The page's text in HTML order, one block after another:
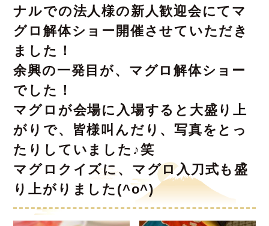
ナルでの法人様の新人歓迎会にてマ
グロ解体ショー開催させていただき
ました！
余興の一発目が、マグロ解体ショー
でした！
マグロが会場に入場すると大盛り上
がりで、皆様叫んだり、写真をとっ
たりしていました♪笑
マグロクイズに、マグロ入刀式も盛
り上がりました(^o^)